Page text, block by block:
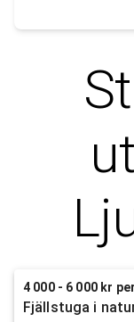
4 000 - 6 000 kr
Fjällstuga i